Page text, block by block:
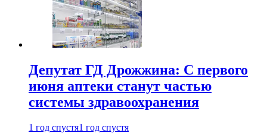
Депутат ГД Дрожжина: С первого
июня аптеки станут частью
системы здравоохранения
1 год спустя1 год спустя